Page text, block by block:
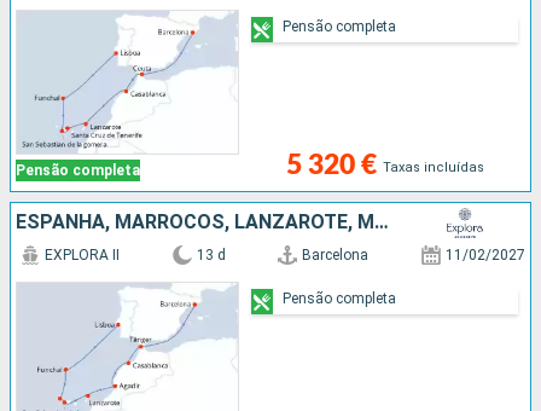
Pensão completa 5 320 € Taxas incluídas
Pensão completa
ESPANHA, MARROCOS, LANZAROTE, MAIORCA, PORTUGAL
EXPLORA II 13 d Barcelona 11/02/2027
Pensão completa